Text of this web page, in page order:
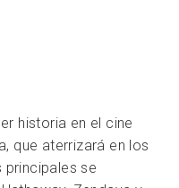
historia en el cine
que aterrizará en los
principales se